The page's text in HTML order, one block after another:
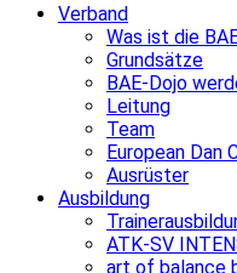
Verband
Was ist die
Grundsätze
BAE-Dojo
Leitung
Team
European Dan
Ausrüster
Ausbildung
ATK-SV
art of balance